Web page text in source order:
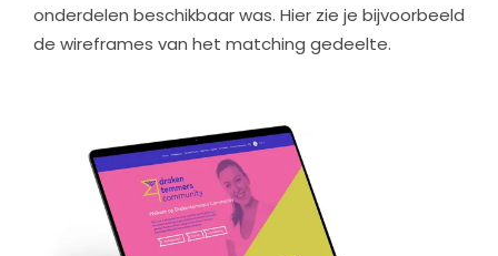
onderdelen beschikbaar was. Hier zie je bijvoorbeeld
de wireframes van het matching gedeelte.